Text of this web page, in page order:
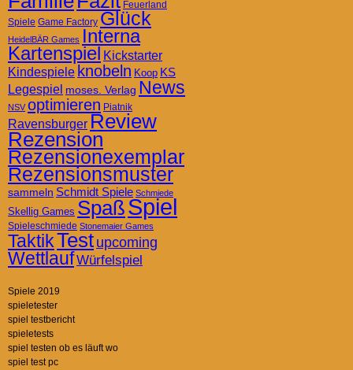
Feuerland
Spiele Game Factory Glück
HeidelBÄR Games Interna
Kartenspiel Kickstarter
Kindespiele knobeln Koop KS
Legespiel moses. Verlag News
NSV optimieren Piatnik
RavensburgerReview
Rezension
Rezensionexemplar
Rezensionsmuster
sammeln Schmidt Spiele Schmiede
Skellig Games SpaßSpiel
Spieleschmiede Stonemaier Games
TaktikTest upcoming
WettlaufWürfelspiel
Spiele 2019
spieletester
spiel testbericht
spieletests
spiel testen ob es läuft wo
spiel test pc